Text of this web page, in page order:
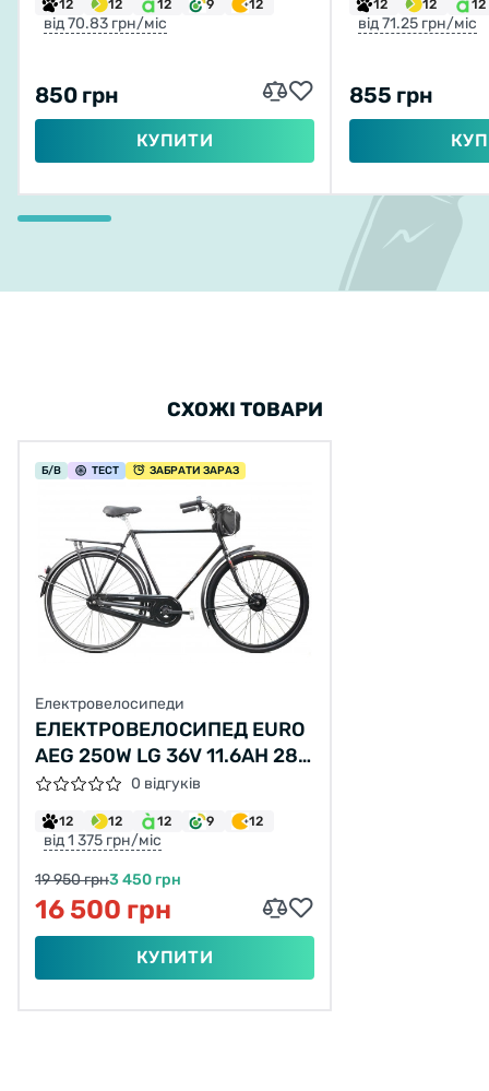
12 12 12 9 12
від 70.83 грн/міс
850 грн
КУПИТИ
12 12 12
від 71.25 грн/міс
855 грн
СХОЖІ ТОВАРИ
Б/В ТЕСТ ЗАБРАТИ ЗАРАЗ
Електровелосипеди
ЕЛЕКТРОВЕЛОСИПЕД EURO
AEG 250W LG 36V 11.6AH 28"
XL ЧОРНИЙ Б/В
0 відгуків
12 12 12 9 12
від 1 375 грн/міс
19 950 грн3 450 грн
16 500 грн
КУПИТИ